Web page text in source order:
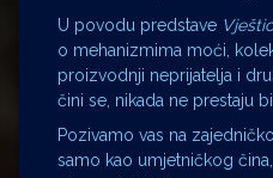
U povodu predstave
o mehanizmima moći,
proizvodnji neprijatelja i
čini se, nikada ne prestaju
Pozivamo vas na
samo kao umjetničkog